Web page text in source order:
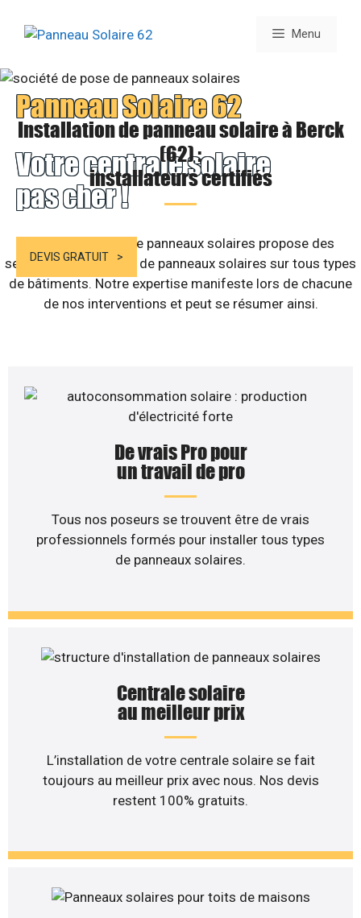
Menu
Panneau Solaire 62
Votre centrale solaire
pas cher !
DEVIS GRATUIT
Installation de panneau solaire à Berck
(62) :
installateurs certifiés
Notre entreprise de panneaux solaires propose des
services d’installation de panneaux solaires sur tous types
de bâtiments. Notre expertise manifeste lors de chacune
de nos interventions et peut se résumer ainsi.
De vrais Pro pour
un travail de pro
Tous nos poseurs se trouvent être de vrais
professionnels formés pour installer tous types
de panneaux solaires.
Centrale solaire
au meilleur prix
L’installation de votre centrale solaire se fait
toujours au meilleur prix avec nous. Nos devis
restent 100% gratuits.